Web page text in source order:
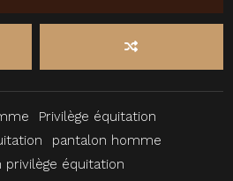
Privilège équitation
pantalon homme
privilège équitation